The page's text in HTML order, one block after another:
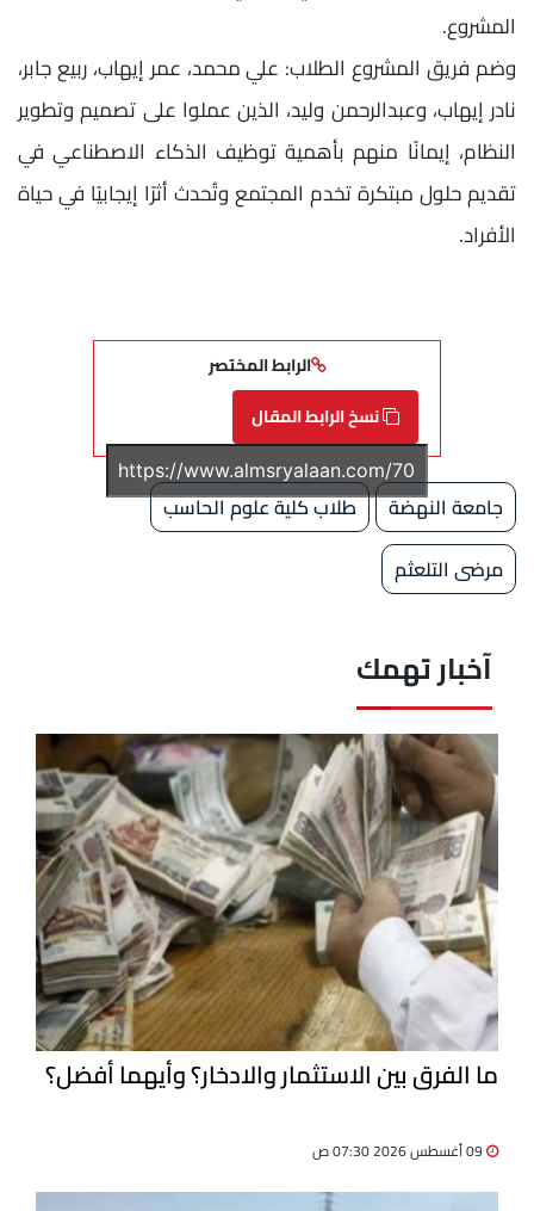
المشروع.
وضم فريق المشروع الطلاب: علي محمد، عمر إيهاب، ربيع جابر،
نادر إيهاب، وعبدالرحمن وليد، الذين عملوا على تصميم وتطوير
النظام، إيمانًا منهم بأهمية توظيف الذكاء الاصطناعي في
تقديم حلول مبتكرة تخدم المجتمع وتُحدث أثرًا إيجابيًا في حياة
الأفراد.
الرابط المختصر
نسخ الرابط المقال
جامعة النهضة
طلاب كلية علوم الحاسب
مرضى التلعثم
آخبار تهمك
ما الفرق بين الاستثمار والادخار؟ وأيهما أفضل؟